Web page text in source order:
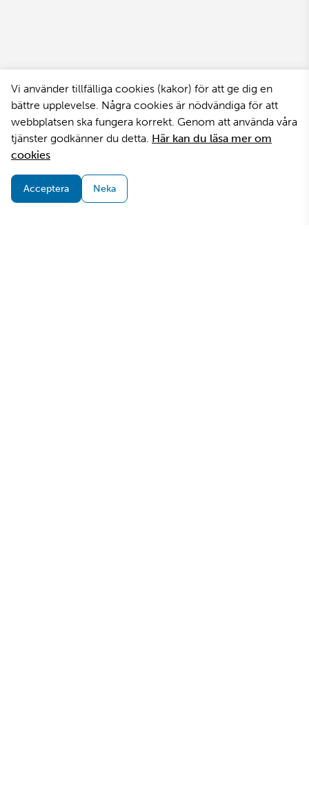
Vi använder tillfälliga cookies (kakor) för att ge dig en
bättre upplevelse. Några cookies är nödvändiga för att
webbplatsen ska fungera korrekt. Genom att använda våra
tjänster godkänner du detta. Här kan du läsa mer om
cookies
Acceptera Neka